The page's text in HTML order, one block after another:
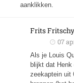
aanklikken.
Frits Fritschy
07
Als je Louis
blijkt dat
zeekaptein uit